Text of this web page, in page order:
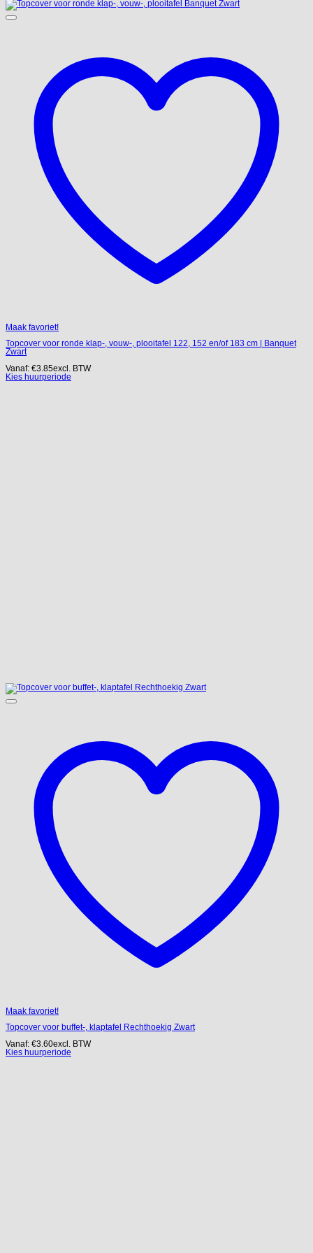
Maak favoriet!
Topcover voor ronde klap-, vouw-, plooitafel 122, 152 en/of 183 cm | Banquet
Zwart
Vanaf: €3.85excl. BTW
Kies huurperiode
Maak favoriet!
Topcover voor buffet-, klaptafel Rechthoekig Zwart
Vanaf: €3.60excl. BTW
Kies huurperiode